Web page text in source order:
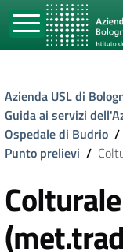
Azienda USL di
Guida ai servizi
Ospedale di Budrio /
Punto prelievi /